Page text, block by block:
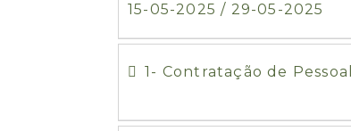
15-05-2025 / 29-05-2025
1- Contratação de Pessoal